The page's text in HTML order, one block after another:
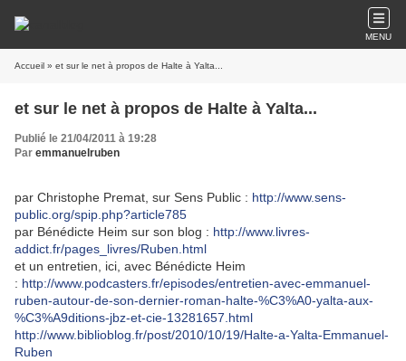
MENU
Accueil » et sur le net à propos de Halte à Yalta...
et sur le net à propos de Halte à Yalta...
Publié le 21/04/2011 à 19:28
Par emmanuelruben
par Christophe Premat, sur Sens Public : http://www.sens-
public.org/spip.php?article785
par Bénédicte Heim sur son blog : http://www.livres-
addict.fr/pages_livres/Ruben.html
et un entretien, ici, avec Bénédicte Heim
: http://www.podcasters.fr/episodes/entretien-avec-emmanuel-
ruben-autour-de-son-dernier-roman-halte-%C3%A0-yalta-aux-
%C3%A9ditions-jbz-et-cie-13281657.html
http://www.biblioblog.fr/post/2010/10/19/Halte-a-Yalta-Emmanuel-
Ruben